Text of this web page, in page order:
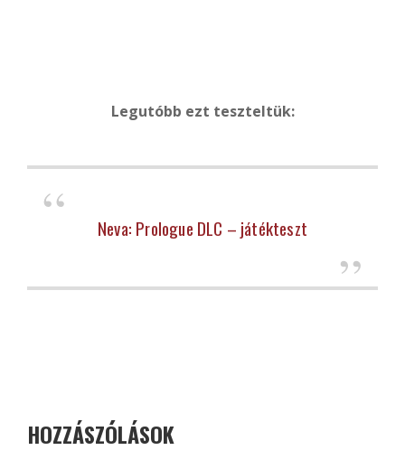
Legutóbb ezt teszteltük:
Neva: Prologue DLC – játékteszt
HOZZÁSZÓLÁSOK